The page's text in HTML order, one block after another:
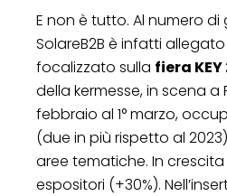
E non è tutto. Al numero
SolareB2B è infatti
focalizzato sulla fiera KEY
della kermesse, in scena a
febbraio al 1° marzo,
(due in più rispetto al
aree tematiche. In
espositori (+30%).